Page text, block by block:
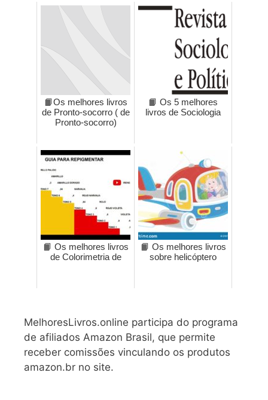
📙Os melhores livros
de Pronto-socorro ( de
Pronto-socorro)
📙 Os 5 melhores
livros de Sociologia
📙 Os melhores livros
de Colorimetria de
📙 Os melhores livros
sobre helicóptero
MelhoresLivros.online participa do programa
de afiliados Amazon Brasil, que permite
receber comissões vinculando os produtos
amazon.br no site.